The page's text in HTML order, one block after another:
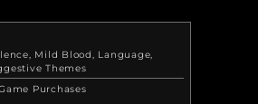
Mild Blood
Language
Themes
Purchases